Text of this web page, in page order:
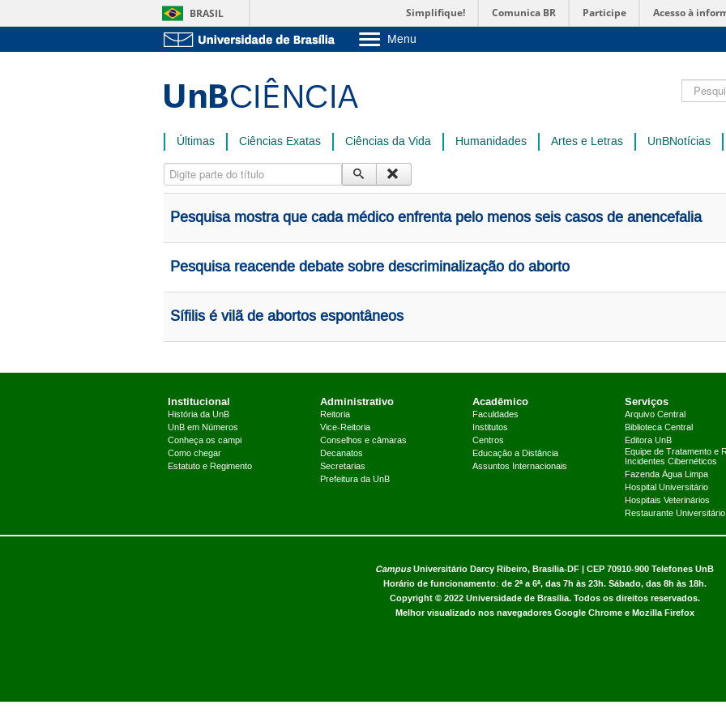
BRASIL Simplifique! Comunica BR Participe Acesso à
Menu
Administração
Últimas Ciências Exatas Ciências da Vida Humanidades Artes e Letras UnBNotícias
Digite parte do título
Pesquisa mostra que cada médico enfrenta pelo menos seis casos de anencefalia
Pesquisa reacende debate sobre descriminalização do aborto
Sífilis é vilã de abortos espontâneos
Institucional
História da UnB
UnB em Números
Conheça os campi
Como chegar
Estatuto e Regimento
Administrativo
Reitoria
Vice-Reitoria
Conselhos e câmaras
Decanatos
Secretarias
Prefeitura da UnB
Acadêmico
Faculdades
Institutos
Centros
Educação a Distância
Assuntos Internacionais
Serviços
Arquivo Central
Biblioteca Central
Editora UnB
Equipe de Tratamento e
Incidentes Cibernéticos
Fazenda Água Limpa
Hospital Universitário
Hospitais Veterinários
Restaurante Universitário
CampusUniversitário Darcy Ribeiro, Brasília-DF | CEP 70910-900 Telefones UnB
Horário de funcionamento: de 2ª a 6ª, das 7h às 23h. Sábado, das 8h às 18h.
Copyright © 2022 Universidade de Brasília. Todos os direitos reservados.
Melhor visualizado nos navegadores Google Chrome e Mozilla Firefox